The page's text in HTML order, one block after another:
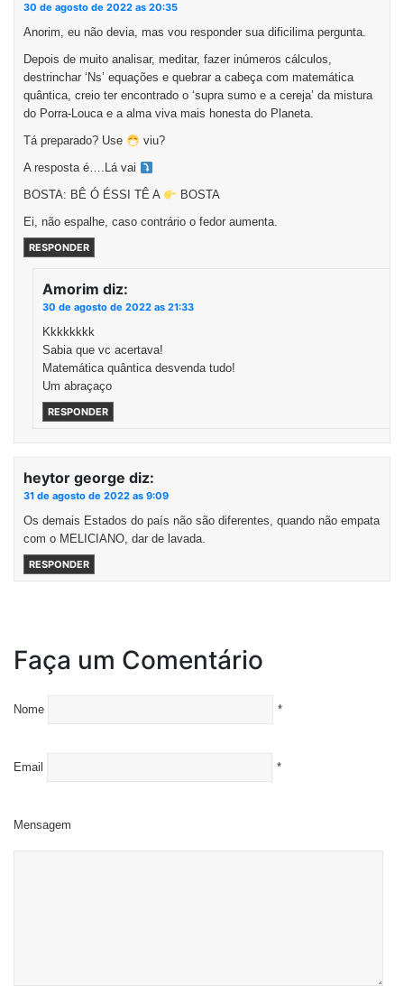
30 de agosto de 2022 as 20:35
Anorim, eu não devia, mas vou responder sua dificilima pergunta.
Depois de muito analisar, meditar, fazer inúmeros cálculos,
destrinchar ‘Ns’ equações e quebrar a cabeça com matemática
quântica, creio ter encontrado o ‘supra sumo e a cereja’ da mistura
do Porra-Louca e a alma viva mais honesta do Planeta.
Tá preparado? Use
viu?
A resposta é….Lá vai
BOSTA: BÊ Ó ÉSSI TÊ A
BOSTA
Ei, não espalhe, caso contrário o fedor aumenta.
RESPONDER
Amorim diz:
30 de agosto de 2022 as 21:33
Kkkkkkkk
Sabia que vc acertava!
Matemática quântica desvenda tudo!
Um abraçaço
RESPONDER
heytor george diz:
31 de agosto de 2022 as 9:09
Os demais Estados do país não são diferentes, quando não empata
com o MELICIANO, dar de lavada.
RESPONDER
Faça um Comentário
Nome *
Email *
Mensagem